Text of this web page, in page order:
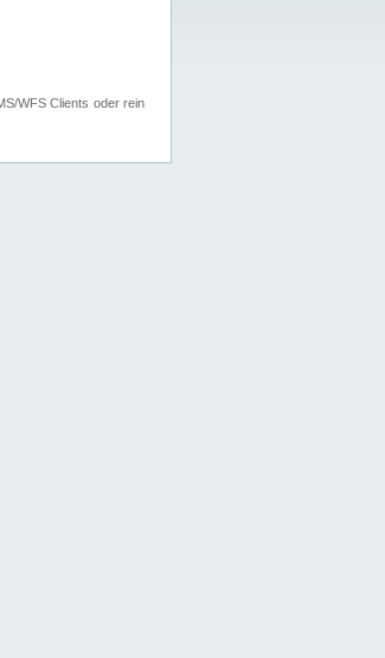
WFS Clients oder rein